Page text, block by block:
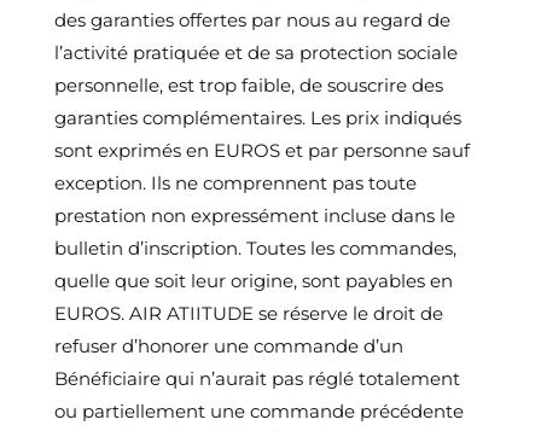
des garanties offertes par nous au regard de
l’activité pratiquée et de sa protection sociale
personnelle, est trop faible, de souscrire des
garanties complémentaires. Les prix indiqués
sont exprimés en EUROS et par personne sauf
exception. Ils ne comprennent pas toute
prestation non expressément incluse dans le
bulletin d’inscription. Toutes les commandes,
quelle que soit leur origine, sont payables en
EUROS. AIR ATIITUDE se réserve le droit de
refuser d’honorer une commande d’un
Bénéficiaire qui n’aurait pas réglé totalement
ou partiellement une commande précédente